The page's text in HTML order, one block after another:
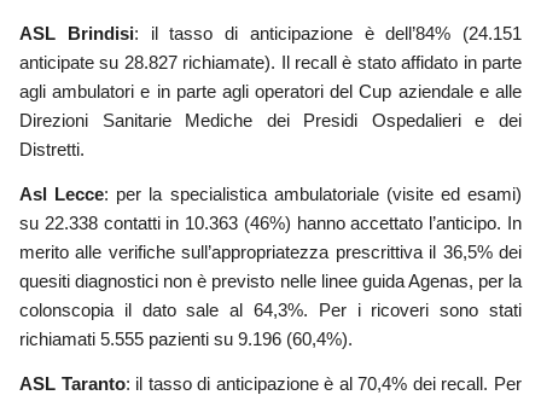
ASL Brindisi: il tasso di anticipazione è dell’84% (24.151
anticipate su 28.827 richiamate). Il recall è stato affidato in parte
agli ambulatori e in parte agli operatori del Cup aziendale e alle
Direzioni Sanitarie Mediche dei Presidi Ospedalieri e dei
Distretti.
Asl Lecce: per la specialistica ambulatoriale (visite ed esami)
su 22.338 contatti in 10.363 (46%) hanno accettato l’anticipo. In
merito alle verifiche sull’appropriatezza prescrittiva il 36,5% dei
quesiti diagnostici non è previsto nelle linee guida Agenas, per la
colonscopia il dato sale al 64,3%. Per i ricoveri sono stati
richiamati 5.555 pazienti su 9.196 (60,4%).
ASL Taranto: il tasso di anticipazioneè al70,4% dei recall. Per